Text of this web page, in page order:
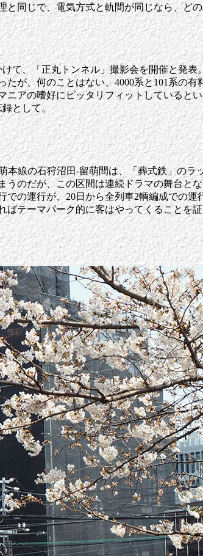
と同じで、電気方式と軌間が同じなら、ど
て、「正丸トンネル」撮影会を開催と発
たが、何のことはない、4000系と101系の
ニアの嗜好にピッタリフィットしていると
として。
本線の石狩沼田-留萌間は、「葬式鉄」の
うのだが、この区間は連続ドラマの舞台と
での運行が、20日から全列車2輌編成での
ばテーマパーク的に客はやってくることを